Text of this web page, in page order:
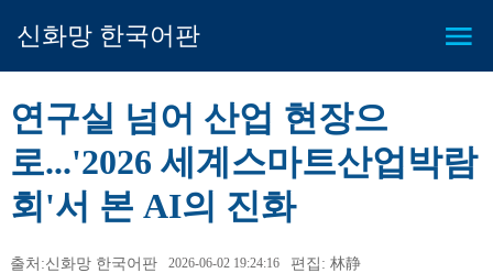
신화망 한국어판
연구실 넘어 산업 현장으
로...'2026 세계스마트산업박람
회'서 본 AI의 진화
출처:신화망 한국어판 2026-06-02 19:24:16 편집: 林静